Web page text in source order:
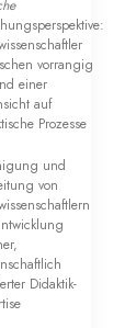
vorrangig
einer
auf
Prozesse
und
von
Didaktik-